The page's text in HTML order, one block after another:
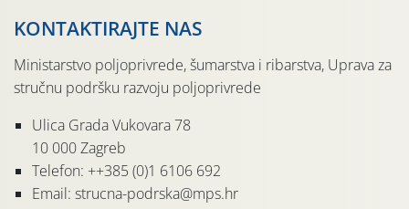
KONTAKTIRAJTE NAS
Ministarstvo poljoprivrede, šumarstva i ribarstva, Uprava za
stručnu podršku razvoju poljoprivrede
Ulica Grada Vukovara 78
10 000 Zagreb
Telefon: ++385 (0)1 6106 692
Email: strucna-podrska@mps.hr